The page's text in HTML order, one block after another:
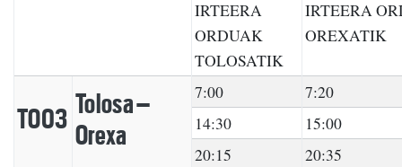
IRTEERA
ORDUAK
TOLOSATIK
IRTEERA
OREXATIK
TO03 Tolosa –
Orexa
7:00
7:20
14:30
15:00
20:15
20:35